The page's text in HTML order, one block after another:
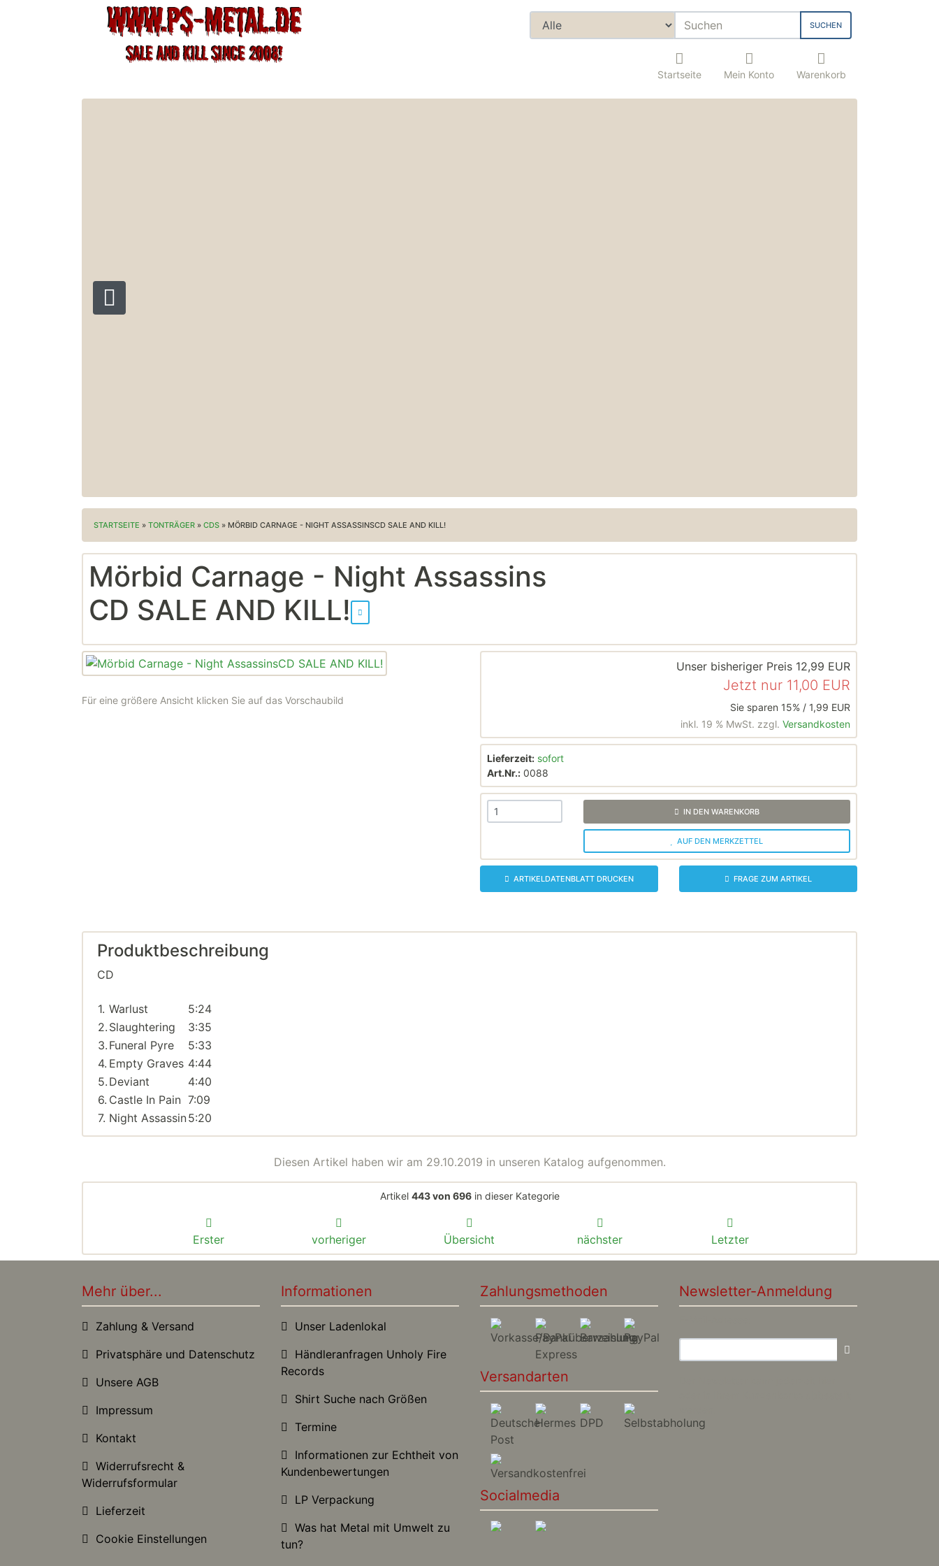
SUCHEN
Startseite Mein Konto Warenkorb
STARTSEITE » TONTRÄGER » CDS » MÖRBID CARNAGE - NIGHT ASSASSINSCD SALE AND KILL!
Mörbid Carnage - Night Assassins
CD SALE AND KILL!
Für eine größere Ansicht klicken Sie auf das Vorschaubild
Unser bisheriger Preis 12,99 EUR
Jetzt nur 11,00 EUR
Sie sparen 15% / 1,99 EUR
inkl. 19 % MwSt. zzgl. Versandkosten
Lieferzeit: sofort
Art.Nr.: 0088
IN DEN WARENKORB
AUF DEN MERKZETTEL
ARTIKELDATENBLATT DRUCKEN FRAGE ZUM ARTIKEL
Produktbeschreibung
CD
1. Warlust
5:24
2. Slaughtering
3:35
3. Funeral Pyre
5:33
4. Empty Graves 4:44
5. Deviant
4:40
6. Castle In Pain 7:09
7. Night Assassin5:20
Diesen Artikel haben wir am 29.10.2019 in unseren Katalog aufgenommen.
Artikel 443 von 696in dieser Kategorie
Erster vorheriger Übersicht nächster Letzter
Mehr über...
Zahlung & Versand
Privatsphäre und Datenschutz
Unsere AGB
Impressum
Kontakt
Widerrufsrecht &
Widerrufsformular
Lieferzeit
Cookie Einstellungen
Informationen
Unser Ladenlokal
Händleranfragen Unholy Fire
Records
Shirt Suche nach Größen
Termine
Informationen zur Echtheit von
Kundenbewertungen
LP Verpackung
Was hat Metal mit Umwelt zu
tun?
Zahlungsmethoden
Versandarten
Socialmedia
Newsletter-Anmeldung